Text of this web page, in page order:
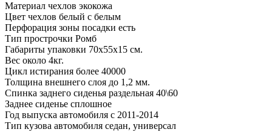
Материал чехлов экокожа
Цвет чехлов белый с белым
Перфорация зоны посадки есть
Тип прострочки Ромб
Габариты упаковки 70х55х15 см.
Вес около 4кг.
Цикл истирания более 40000
Толщина внешнего слоя до 1,2 мм.
Спинка заднего сиденья раздельная 40\60
Заднее сиденье сплошное
Год выпуска автомобиля с 2011-2014
Тип кузова автомобиля седан, универсал